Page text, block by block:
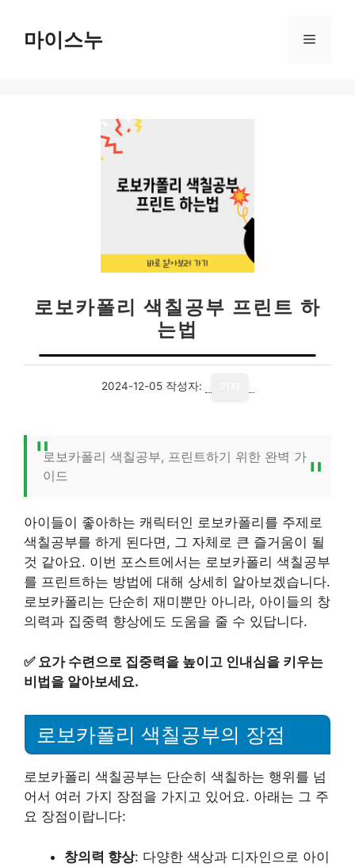
마이스누 메
로보카폴리 색칠공부 프린트 하
는법
2024-12-05 작성자:
로보카폴리 색칠공부, 프린트하기 위한 완벽 가
이드
아이들이 좋아하는 캐릭터인 로보카폴리를 주제로
색칠공부를 하게 된다면, 그 자체로 큰 즐거움이 될
것 같아요. 이번 포스트에서는 로보카폴리 색칠공부
를 프린트하는 방법에 대해 상세히 알아보겠습니다.
로보카폴리는 단순히 재미뿐만 아니라, 아이들의 창
의력과 집중력 향상에도 도움을 줄 수 있답니다.
✅ 요가 수련으로 집중력을 높이고 인내심을 키우는
비법을 알아보세요.
로보카폴리 색칠공부의 장점
로보카폴리 색칠공부는 단순히 색칠하는 행위를 넘
어서 여러 가지 장점을 가지고 있어요. 아래는 그 주
요 장점이랍니다:
창의력 향상: 다양한 색상과 디자인으로 아이